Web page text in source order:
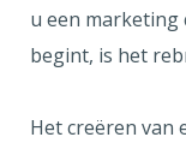
u een
begint, is het
Het creëren van